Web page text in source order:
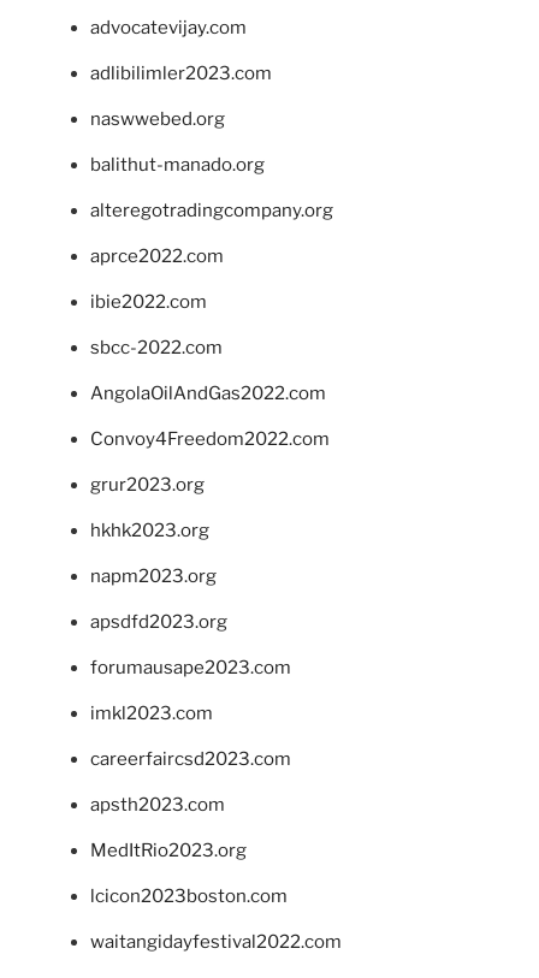
advocatevijay.com
adlibilimler2023.com
naswwebed.org
balithut-manado.org
alteregotradingcompany.org
aprce2022.com
ibie2022.com
sbcc-2022.com
AngolaOilAndGas2022.com
Convoy4Freedom2022.com
grur2023.org
hkhk2023.org
napm2023.org
apsdfd2023.org
forumausape2023.com
imkl2023.com
careerfaircsd2023.com
apsth2023.com
MedItRio2023.org
lcicon2023boston.com
waitangidayfestival2022.com